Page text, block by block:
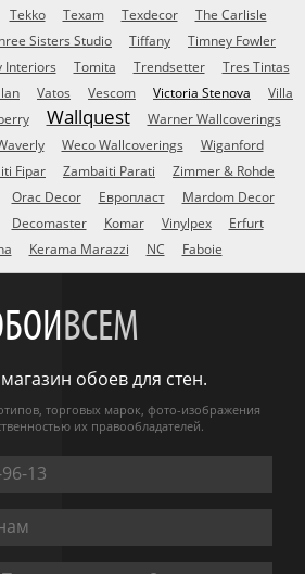
Tekko Texam Texdecor
The Carlisle
Sisters Studio Tiffany
Timney Fowler
Interiors Tomita Trendsetter
Tres Tintas
Vatos Vescom Victoria Stenova
Villa
Wallquest
Warner Wallcoverings
Weco Wallcoverings
Wiganford
Fipar Zambaiti Parati Zimmer & Rohde
Orac Decor Европласт
Mardom Decor
Decomaster Komar Vinylpex
Erfurt
Kerama Marazzi NC Faboie
ВСЕМ
обоев для стен.
торговых марок, фото-изображения
их правообладателей.
13